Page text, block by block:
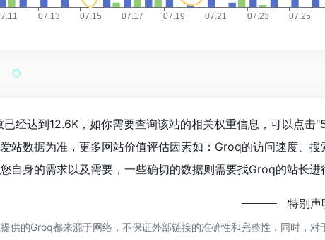
经达到12.6K，如你需要查询该站的相关权重信息，可以点击"
站数据为准，更多网站价值评估因素如：Groq的访问速度、
自身的需求以及需要，一些确切的数据则需要找Groq的站长进
特别声
供的Groq都来源于网络，不保证外部链接的准确性和完整性，同时，